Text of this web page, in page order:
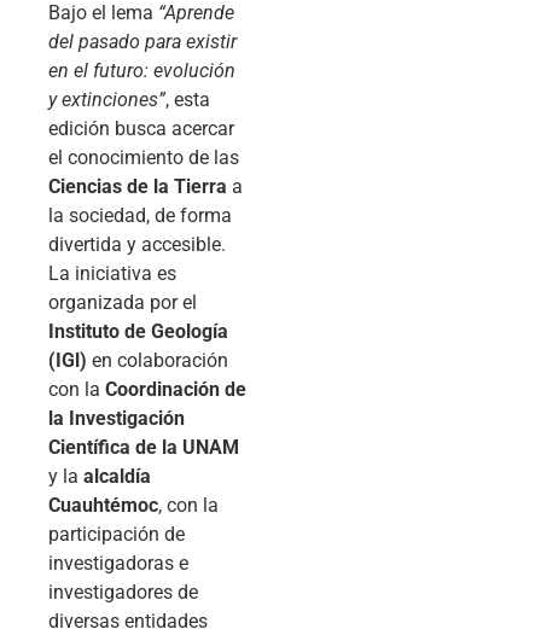
Bajo el lema “Aprende
del pasado para existir
en el futuro: evolución
y extinciones”, esta
edición busca acercar
el conocimiento de las
Ciencias de la Tierra a
la sociedad, de forma
divertida y accesible.
La iniciativa es
organizada por el
Instituto de Geología
(IGl) en colaboración
con la Coordinación de
la Investigación
Científica de la UNAM
y la alcaldía
Cuauhtémoc, con la
participación de
investigadoras e
investigadores de
diversas entidades